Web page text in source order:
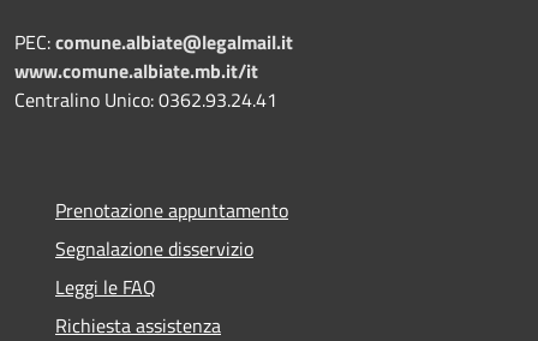
PEC:comune.albiate@legalmail.it
www.comune.albiate.mb.it/it
Centralino Unico: 0362.93.24.41
Prenotazione appuntamento
Segnalazione disservizio
Leggi le FAQ
Richiesta assistenza